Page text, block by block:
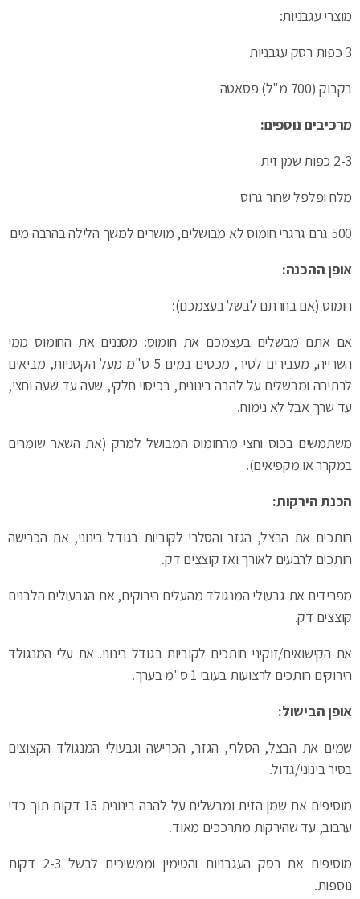
מוצרי עגבניות:
3 כפות רסק עגבניות
בקבוק (700 מ"ל) פסאטה
מרכיבים נוספים:
2-3 כפות שמן זית
מלח ופלפל שחור גרוס
500 גרם גרגרי חומוס לא מבושלים, מושרים למשך הלילה בהרבה מים
אופן ההכנה:
חומוס (אם בחרתם לבשל בעצמכם):
אם אתם מבשלים בעצמכם את חומוס: מסננים את החומוס ממי
השרייה, מעבירים לסיר, מכסים במים 5 ס"מ מעל הקטניות, מביאים
לרתיחה ומבשלים על להבה בינונית, בכיסוי חלקי, שעה עד שעה וחצי,
עד שרך אבל לא נימוח.
משתמשים בכוס וחצי מהחומוס המבושל למרק (את השאר שומרים
במקרר או מקפיאים).
הכנת הירקות:
חותכים את הבצל, הגזר והסלרי לקוביות בגודל בינוני, את הכרישה
חותכים לרבעים לאורך ואז קוצצים דק.
מפרידים את גבעולי המנגולד מהעלים הירוקים, את הגבעולים הלבנים
קוצצים דק.
את הקישואים/זוקיני חותכים לקוביות בגודל בינוני. את עלי המנגולד
הירוקים חותכים לרצועות בעובי 1 ס"מ בערך.
אופן הבישול:
שמים את הבצל, הסלרי, הגזר, הכרישה וגבעולי המנגולד הקצוצים
בסיר בינוני/גדול.
מוסיפים את שמן הזית ומבשלים על להבה בינונית 15 דקות תוך כדי
ערבוב, עד שהירקות מתרככים מאוד.
מוסיפים את רסק העגבניות והטימין וממשיכים לבשל 2-3 דקות
נוספות.